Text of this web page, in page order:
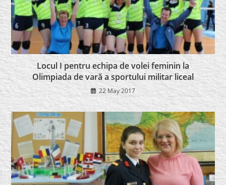
Locul I pentru echipa de volei feminin la
Olimpiada de vară a sportului militar liceal
22 May 2017